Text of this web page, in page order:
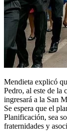
Mendieta explicó
Pedro, al este de la
ingresará a la San
Se espera que el
Planificación, sea
fraternidades y